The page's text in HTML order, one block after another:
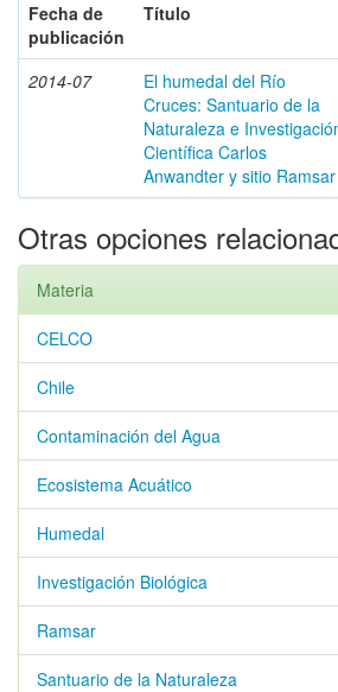
Fecha de
publicación
Título
2014-07
El humedal del Río
Cruces: Santuario de la
Naturaleza e
Científica Carlos
Anwandter y sitio Ramsar
Otras opciones
Materia
CELCO
Chile
Contaminación del Agua
Ecosistema Acuático
Humedal
Investigación Biológica
Ramsar
Santuario de la Naturaleza